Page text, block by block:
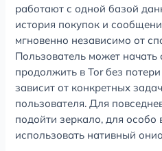
работают с одной базой
история покупок и
мгновенно независимо от
Пользователь может
продолжить в Tor без
зависит от конкретных
пользователя. Для
подойти зеркало, для
использовать нативный